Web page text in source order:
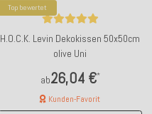
Top bewertet
H.O.C.K. Levin Dekokissen 50x50cm
olive Uni
ab26,04 €*
Kunden-Favorit